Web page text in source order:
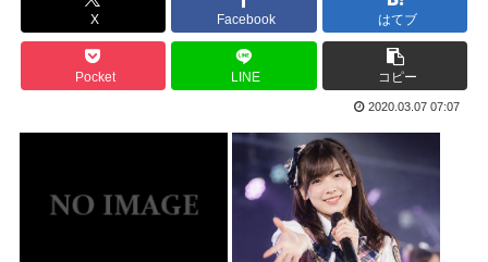
ワールドトリガー、対A級戦闘試験開始から約1年経過
名探偵プリキュア！ 反省会
韓国人「日本の某全国チェーン店の商品写真が話題になってい...
バイデン前米大統領（83）死にそう 再選しなくてよかった...
「原爆はうそ」「放射線の被害はなかった」 信じる若者た...
プリキュア見てる奴らきもすぎんか？さすがに
韓国人「手術中に震度6強の地震、その時の日本の医療スタッ...
NARUTOを一巻から最後まで読んでみたけど、これ駄作じ...
X Facebook はてブ
Pocket LINE コピー
2020.03.07 07:07